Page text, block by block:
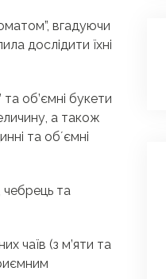
вгадуючи
дослідити їхні
та об’ємні букети
а також
та обʼємні
чебрець та
чаїв (з м’яти та